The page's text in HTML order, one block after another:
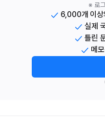
※ 로
6,000개 이상
실제
틀린
메